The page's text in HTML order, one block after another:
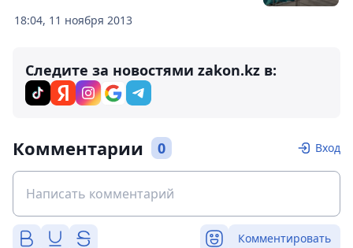
18:04, 11 ноября 2013
Следите за новостями zakon.kz в:
Комментарии 0 Вход
Комментировать